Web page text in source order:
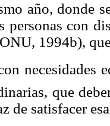
año, donde
personas con
1994b),
necesidades
que
de satisfacer